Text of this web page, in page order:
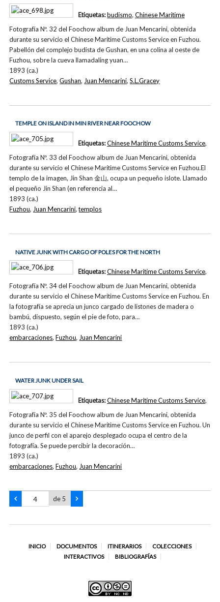
Fotografía Nº. 32 del Foochow album de Juan Mencarini, obtenida
durante su servicio el Chinese Maritime Customs Service en Fuzhou.
Pabellón del complejo budista de Gushan, en una colina al oeste de
Fuzhou, sobre la cueva llamadaling yuan…
1893 (ca.)
Etiquetas:budismo, Chinese Maritime
Customs Service,Gushan, Juan Mencarini,S.L.Gracey
TEMPLE ON ISLAND IN MIN RIVER NEAR FOOCHOW
Fotografía Nº. 33 del Foochow album de Juan Mencarini, obtenida
durante su servicio el Chinese Maritime Customs Service en Fuzhou.El
templo de la imagen, Jin Shan 金山, ocupa un pequeño islote. Llamado
el pequeño Jin Shan (en referencia al…
1893 (ca.)
Etiquetas:Chinese Maritime Customs Service,
Fuzhou, Juan Mencarini,templos
NATIVE JUNK WITH CARGO OF POLES FOR THE NORTH
Fotografía Nº. 34 del Foochow album de Juan Mencarini, obtenida
durante su servicio el Chinese Maritime Customs Service en Fuzhou. En
la fotografía se aprecia un junco cargado de listones de madera o
bambú, dispuesto, según el pie de foto, para…
1893 (ca.)
Etiquetas:Chinese Maritime Customs Service,
embarcaciones,Fuzhou, Juan Mencarini
WATER JUNK UNDER SAIL
Fotografía Nº. 35 del Foochow album de Juan Mencarini, obtenida
durante su servicio el Chinese Maritime Customs Service en Fuzhou. Un
junco de perfil con el aparejo desplegado ocupa el centro de la
fotografía. Se puede percibir la decoración…
1893 (ca.)
Etiquetas:Chinese Maritime Customs Service,
embarcaciones,Fuzhou, Juan Mencarini
de 5
INICIO DOCUMENTOS ITINERARIOS
COLECCIONES
INTERACTIVOS
BIBLIOGRAFÍAS